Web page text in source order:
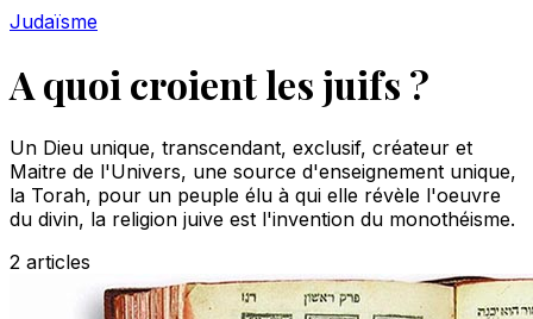
Judaïsme
A quoi croient les juifs ?
Un Dieu unique, transcendant, exclusif, créateur et
Maitre de l'Univers, une source d'enseignement unique,
la Torah, pour un peuple élu à qui elle révèle l'oeuvre
du divin, la religion juive est l'invention du monothéisme.
2 articles